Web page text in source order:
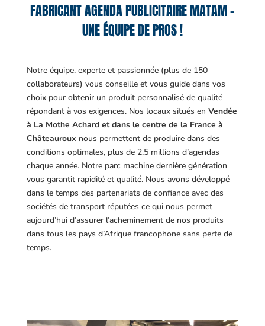
FABRICANT AGENDA PUBLICITAIRE MATAM –
UNE ÉQUIPE DE PROS !
Notre équipe, experte et passionnée (plus de 150
collaborateurs) vous conseille et vous guide dans vos
choix pour obtenir un produit personnalisé de qualité
répondant à vos exigences. Nos locaux situés en Vendée
à La Mothe Achard et dans le centre de la France à
Châteauroux nous permettent de produire dans des
conditions optimales, plus de 2,5 millions d’agendas
chaque année. Notre parc machine dernière génération
vous garantit rapidité et qualité. Nous avons développé
dans le temps des partenariats de confiance avec des
sociétés de transport réputées ce qui nous permet
aujourd’hui d’assurer l’acheminement de nos produits
dans tous les pays d’Afrique francophone sans perte de
temps.